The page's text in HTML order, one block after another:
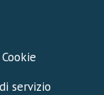
servizio